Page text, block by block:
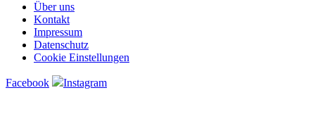
Über uns
Kontakt
Impressum
Datenschutz
Cookie Einstellungen
Facebook Instagram